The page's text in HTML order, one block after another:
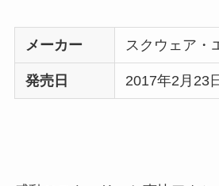
メーカー スクウェア・
発売日 2017年2月23